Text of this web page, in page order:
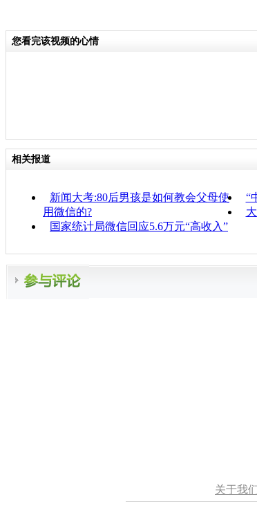
您看完该视频的心情
相关报道
新闻大考:80后男孩是如何教会父母使
用微信的?
“
国家统计局微信回应5.6万元“高收入”
关于我